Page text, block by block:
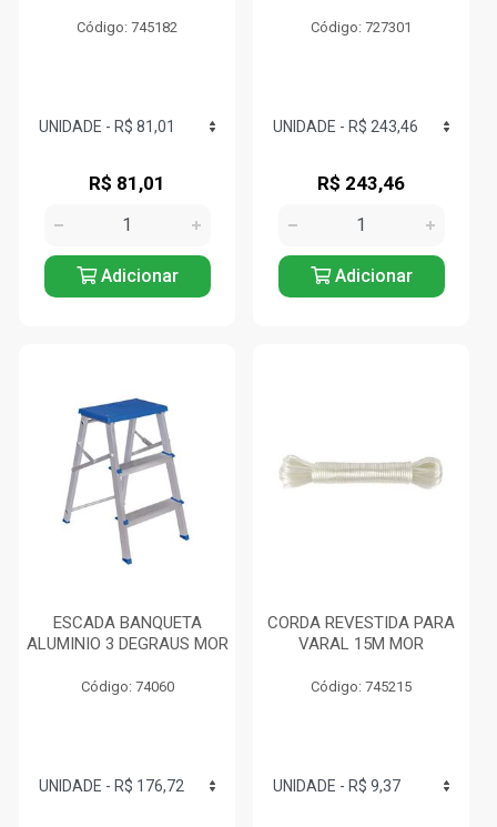
Código: 745182
R$ 81,01
Adicionar
Código: 727301
R$ 243,46
Adicionar
ESCADA BANQUETA
ALUMINIO 3 DEGRAUS MOR
Código: 74060
CORDA REVESTIDA PARA
VARAL 15M MOR
Código: 745215